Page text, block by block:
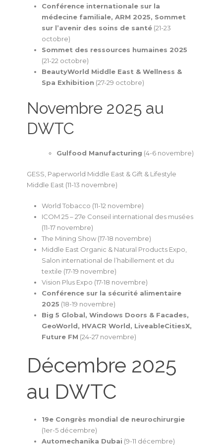
Conférence internationale sur la
médecine familiale, ARM 2025, Sommet
sur l’avenir des soins de santé (21-23
octobre)
Sommet des ressources humaines 2025
(21-22 octobre)
BeautyWorld Middle East & Wellness &
Spa Exhibition (27-29 octobre)
Novembre 2025 au
DWTC
Gulfood Manufacturing (4-6 novembre)
GESS, Paperworld Middle East & Gift & Lifestyle
Middle East (11-13 novembre)
World Tobacco (11-12 novembre)
ICOM 25 – 27e Conseil international des musées
(11-17 novembre)
The Mining Show (17-18 novembre)
Middle East Organic & Natural Products Expo,
Salon international de l’habillement et du
textile (17-19 novembre)
Vision Plus Expo (17-18 novembre)
Conférence sur la sécurité alimentaire
2025 (18-19 novembre)
Big 5 Global, Windows Doors & Facades,
GeoWorld, HVACR World, LiveableCitiesX,
Future FM (24-27 novembre)
Décembre 2025
au DWTC
19e Congrès mondial de neurochirurgie
(1er-5 décembre)
Automechanika Dubai (9-11 décembre)